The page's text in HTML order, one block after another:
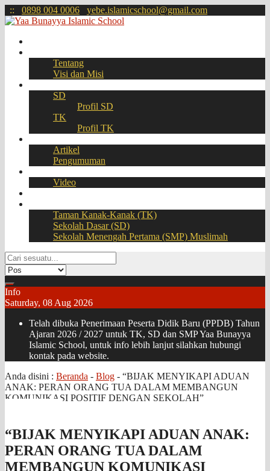
:: 0898 004 0006 yebe.islamicschool@gmail.com
Tentang
Visi dan Misi
SD
Profil SD
TK
Profil TK
Artikel
Pengumuman
Video
Taman Kanak-Kanak (TK)
Sekolah Dasar (SD)
Sekolah Menengah Pertama (SMP) Muslimah
Info
Saturday, 08 Aug 2026
Telah dibuka Penerimaan Peserta Didik Baru (PPDB) Tahun
Ajaran 2026 / 2027 untuk TK, SD dan SMP Yaa Bunayya
Islamic School, untuk info lebih lanjut silahkan hubungi
kontak pada website.
Anda disini : Beranda - Blog - “BIJAK MENYIKAPI ADUAN
ANAK: PERAN ORANG TUA DALAM MEMBANGUN
KOMUNIKASI POSITIF DENGAN SEKOLAH”
“BIJAK MENYIKAPI ADUAN ANAK:
PERAN ORANG TUA DALAM
MEMBANGUN KOMUNIKASI